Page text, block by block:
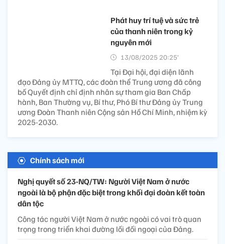
Phát huy trí tuệ và sức trẻ
của thanh niên trong kỷ
nguyên mới
13/08/2025 20:25’
Tại Đại hội, đại diện lãnh
đạo Đảng ủy MTTQ, các đoàn thể Trung ương đã công
bố Quyết định chỉ định nhân sự tham gia Ban Chấp
hành, Ban Thường vụ, Bí thư, Phó Bí thư Đảng ủy Trung
ương Đoàn Thanh niên Cộng sản Hồ Chí Minh, nhiệm kỳ
2025-2030.
Chính sách mới
Nghị quyết số 23-NQ/TW: Người Việt Nam ở nước
ngoài là bộ phận đặc biệt trong khối đại đoàn kết toàn
dân tộc
Công tác người Việt Nam ở nước ngoài có vai trò quan
trọng trong triển khai đường lối đối ngoại của Đảng.